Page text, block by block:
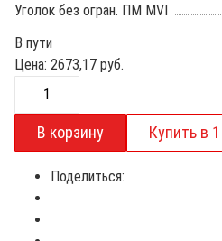
Уголок без огран. ПМ MVI
В пути
Цена: 2673,17 руб.
Поделиться: